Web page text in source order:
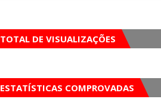
TOTAL DE VISUALIZAÇÕES
ESTATÍSTICAS COMPROVADAS